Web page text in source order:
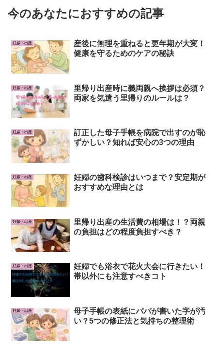
今のあなたにおすすめの記事
妊娠・出産
産後に無理を重ねると更年期が大変！
健康を守るためのケアの秘訣
妊娠・出産
里帰り出産時に義両親へ挨拶は必須？
両家を気遣う里帰りのルールは？
妊娠・出産
訂正した母子手帳を病院で出すのが恥
ずかしい？知れば安心の3つの理由
妊娠・出産
妊婦の歯科検診はいつまで？安定期が
おすすめな理由とは
妊娠・出産
里帰り出産の生活費の相場は！？両親
の負担はどの程度負担すべき？
妊娠・出産
妊婦でも浴衣で花火大会に行きたい！
帯以外にも注意すべきコト
妊娠・出産
母子手帳の表紙にパパが書いた字が汚
い？5つの修正法と気持ちの整理術